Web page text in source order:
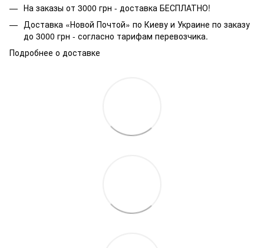
На заказы от 3000 грн - доставка БЕСПЛАТНО!
Доставка «Новой Почтой» по Киеву и Украине по заказу
до 3000 грн - согласно тарифам перевозчика.
Подробнее о доставке